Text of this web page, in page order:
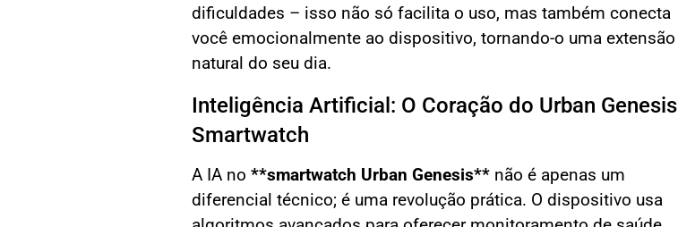
dificuldades – isso não só facilita o uso, mas também conecta
você emocionalmente ao dispositivo, tornando-o uma extensão
natural do seu dia.
Inteligência Artificial: O Coração do Urban Genesis
Smartwatch
A IA no**smartwatch Urban Genesis** não é apenas um
diferencial técnico; é uma revolução prática. O dispositivo usa